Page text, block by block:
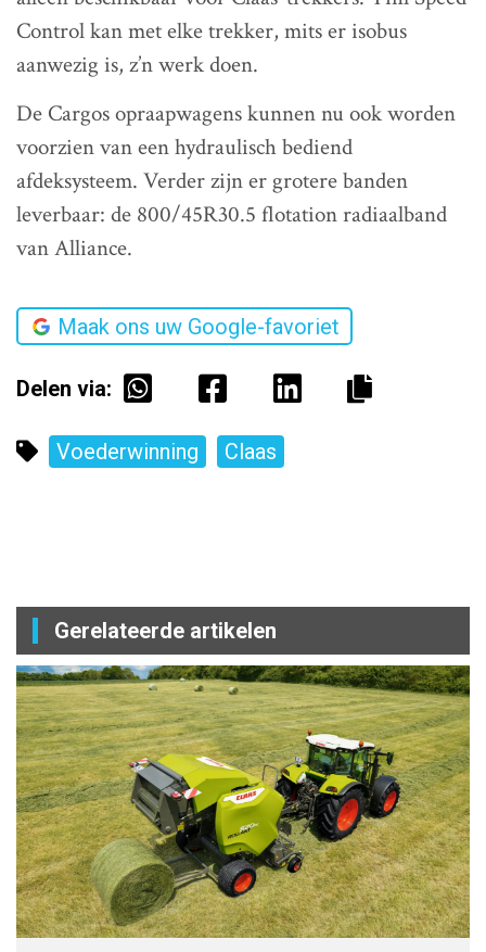
Control kan met elke trekker, mits er isobus
aanwezig is, z’n werk doen.
De Cargos opraapwagens kunnen nu ook worden
voorzien van een hydraulisch bediend
afdeksysteem. Verder zijn er grotere banden
leverbaar: de 800/45R30.5 flotation radiaalband
van Alliance.
Maak ons uw Google-favoriet
Delen via:
Voederwinning Claas
Gerelateerde artikelen